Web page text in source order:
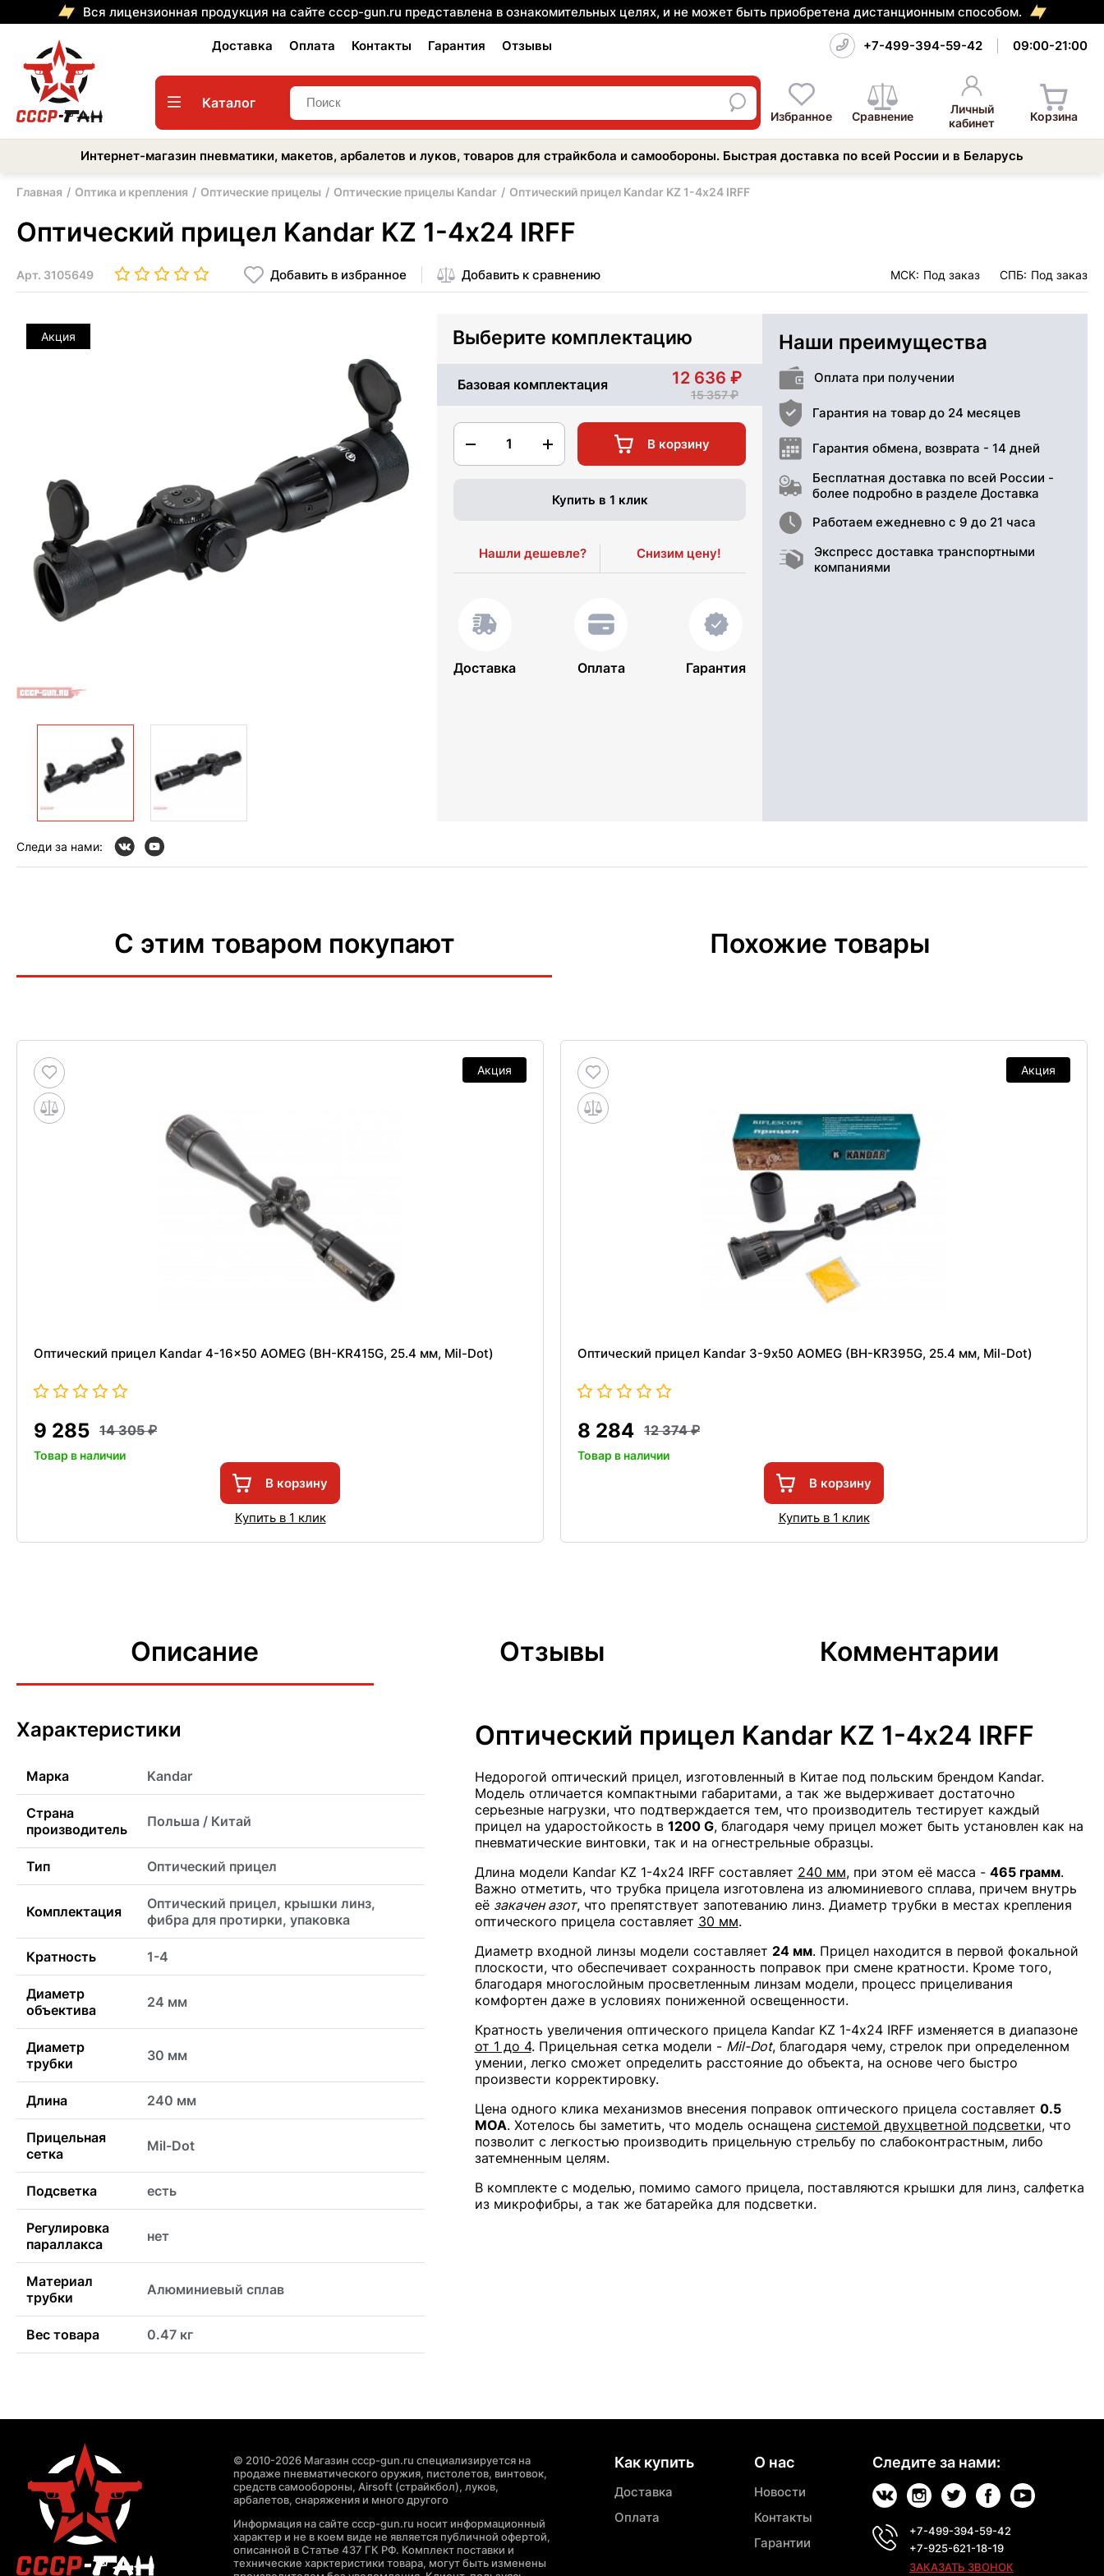
Вся лицензионная продукция на сайте cccp-gun.ru представлена в ознакомительных целях, и не может быть приобретена дистанционным способом.
Доставка Оплата Контакты Гарантия Отзывы +7-499-394-59-42 09:00-21:00
Каталог
Избранное Сравнение
Личный
кабинет
Корзина
Интернет-магазин пневматики, макетов, арбалетов и луков, товаров для страйкбола и самообороны. Быстрая доставка по всей России и в Беларусь
Главная Оптика и крепления Оптические прицелы Оптические прицелы Kandar Оптический прицел Kandar KZ 1-4х24 IRFF
Оптический прицел Kandar KZ 1-4х24 IRFF
Арт. 3105649 Добавить в избранное Добавить к сравнению МСК: Под заказ СПБ: Под заказ
Акция Выберите комплектацию
Базовая комплектация 12 636
15 357
1 В корзину
Купить в 1 клик
Нашли дешевле? Снизим цену!
Доставка Оплата Гарантия
Наши преимущества
Оплата при получении
Гарантия на товар до 24 месяцев
Гарантия обмена, возврата - 14 дней
Бесплатная доставка по всей России -
более подробно в разделе Доставка
Работаем ежедневно с 9 до 21 часа
Экспресс доставка транспортными
компаниями
Следи за нами:
С этим товаром покупают Похожие товары
Акция
Оптический прицел Kandar 4-16x50 AOMEG (BH-KR415G, 25.4 мм, Mil-Dot)
9 285 14 305
Товар в наличии
В корзину
Купить в 1 клик
Акция
Оптический прицел Kandar 3-9х50 AOMEG (BH-KR395G, 25.4 мм, Mil-Dot)
8 284 12 374
Товар в наличии
В корзину
Купить в 1 клик
Описание Отзывы Комментарии
Характеристики
Марка Kandar
Страна
производитель
Польша / Китай
Тип Оптический прицел
Комплектация
Оптический прицел, крышки линз,
фибра для протирки, упаковка
Кратность 1-4
Диаметр
объектива
24 мм
Диаметр
трубки
30 мм
Длина 240 мм
Прицельная
сетка
Mil-Dot
Подсветка есть
Регулировка
параллакса
нет
Материал
трубки
Алюминиевый сплав
Вес товара 0.47 кг
Оптический прицел Kandar KZ 1-4х24 IRFF
Недорогой оптический прицел, изготовленный в Китае под польским брендом Kandar.
Модель отличается компактными габаритами, а так же выдерживает достаточно
серьезные нагрузки, что подтверждается тем, что производитель тестирует каждый
прицел на ударостойкость в 1200 G, благодаря чему прицел может быть установлен как на
пневматические винтовки, так и на огнестрельные образцы.
Длина модели Kandar KZ 1-4х24 IRFF составляет 240 мм, при этом её масса - 465 грамм.
Важно отметить, что трубка прицела изготовлена из алюминиевого сплава, причем внутрь
её закачен азот, что препятствует запотеванию линз. Диаметр трубки в местах крепления
оптического прицела составляет 30 мм.
Диаметр входной линзы модели составляет 24 мм. Прицел находится в первой фокальной
плоскости, что обеспечивает сохранность поправок при смене кратности. Кроме того,
благодаря многослойным просветленным линзам модели, процесс прицеливания
комфортен даже в условиях пониженной освещенности.
Кратность увеличения оптического прицела Kandar KZ 1-4х24 IRFF изменяется в диапазоне
от 1 до 4. Прицельная сетка модели - Mil-Dot, благодаря чему, стрелок при определенном
умении, легко сможет определить расстояние до объекта, на основе чего быстро
произвести корректировку.
Цена одного клика механизмов внесения поправок оптического прицела составляет 0.5
MOA. Хотелось бы заметить, что модель оснащена системой двухцветной подсветки, что
позволит с легкостью производить прицельную стрельбу по слабоконтрастным, либо
затемненным целям.
В комплекте с моделью, помимо самого прицела, поставляются крышки для линз, салфетка
из микрофибры, а так же батарейка для подсветки.
© 2010-2026 Магазин cccp-gun.ru специализируется на
продаже пневматического оружия, пистолетов, винтовок,
средств самообороны, Airsoft (страйкбол), луков,
арбалетов, снаряжения и много другого
Информация на сайте cccp-gun.ru носит информационный
характер и не в коем виде не является публичной офертой,
описанной в Статье 437 ГК РФ. Комплект поставки и
технические харктеристики товара, могут быть изменены
Как купить
Доставка
Оплата
О нас
Новости
Контакты
Гарантии
Следите за нами:
+7-499-394-59-42
+7-925-621-18-19
ЗАКАЗАТЬ ЗВОНОК